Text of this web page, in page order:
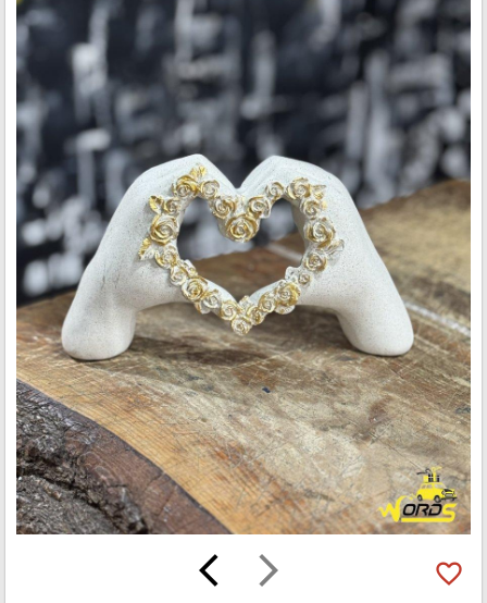
arrow_forward_ios
arrow_back_ios favorite_border